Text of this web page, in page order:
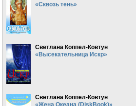
«Сквозь тень»
Светлана Коппел-Ковтун
«Высекательница Искр»
Светлана Коппел-Ковтун
«Жена Океана (DiskBook)»